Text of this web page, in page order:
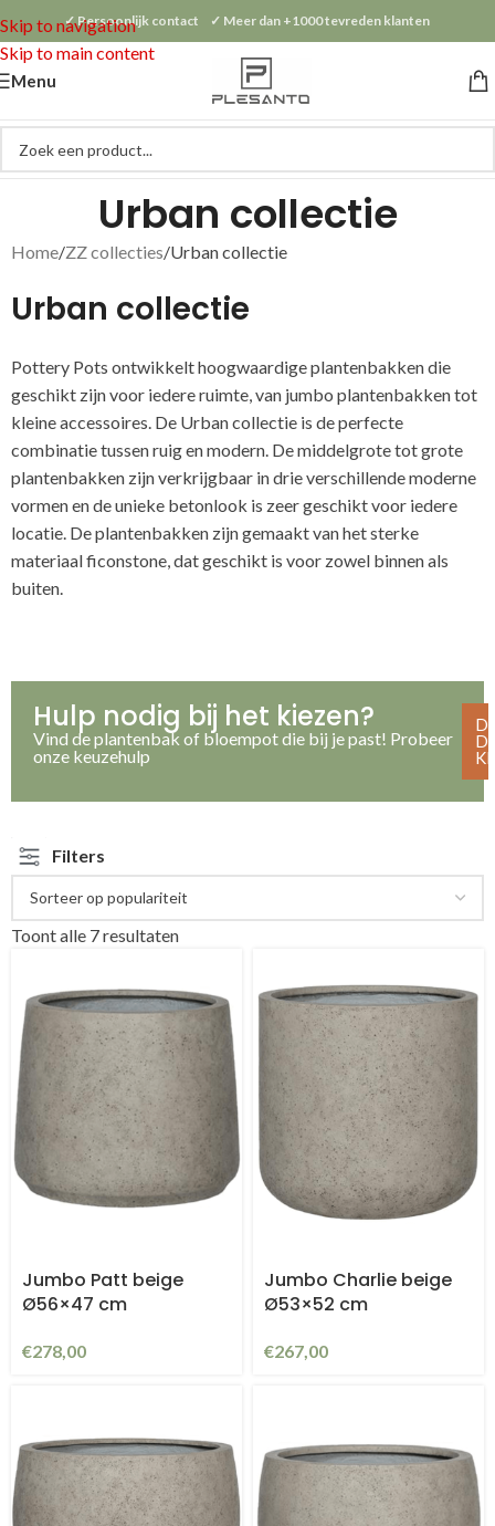
Skip to navigation
Skip to main content
✓ Persoonlijk contact ✓ Meer dan +1000 tevreden klanten
Menu
Urban collectie
Home ZZ collecties Urban collectie
Urban collectie
Pottery Pots ontwikkelt hoogwaardige plantenbakken die
geschikt zijn voor iedere ruimte, van jumbo plantenbakken tot
kleine accessoires. De Urban collectie is de perfecte
combinatie tussen ruig en modern. De middelgrote tot grote
plantenbakken zijn verkrijgbaar in drie verschillende moderne
vormen en de unieke betonlook is zeer geschikt voor iedere
locatie. De plantenbakken zijn gemaakt van het sterke
materiaal ficonstone, dat geschikt is voor zowel binnen als
buiten.
Hulp nodig bij het kiezen?
Vind de plantenbak of bloempot die bij je past! Probeer
onze keuzehulp
Filters
Toont alle 7 resultaten
Jumbo Patt beige
Ø56×47 cm
€278,00
Jumbo Charlie beige
Ø53×52 cm
€267,00